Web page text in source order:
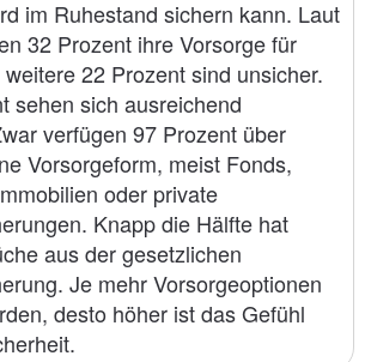
im Ruhestand sichern kann. Laut
32 Prozent ihre Vorsorge für
22 Prozent sind unsicher.
sehen sich ausreichend
verfügen 97 Prozent über
Vorsorgeform, meist Fonds,
oder private
Knapp die Hälfte hat
aus der gesetzlichen
Je mehr Vorsorgeoptionen
desto höher ist das Gefühl